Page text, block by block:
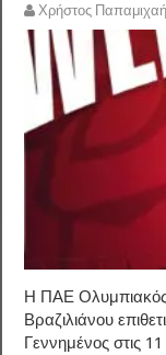
Χρήστος
Η ΠΑΕ Ολυμπιακός
Βραζιλιάνου
Γεννημένος στις